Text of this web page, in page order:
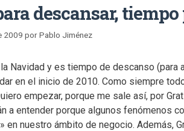
descansar, tiempo
2009 porPablo Jiménez
Navidad y es tiempo de descanso
en el inicio de 2010. Como siempre
empezar, porque me sale así, por
a entender porque algunos fenómenos
en nuestro ámbito de negocio. Además,